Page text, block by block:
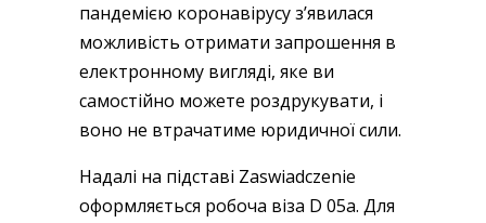
пандемією коронавірусу з’явилася
можливість отримати запрошення в
електронному вигляді, яке ви
самостійно можете роздрукувати, і
воно не втрачатиме юридичної сили.
Надалі на підставі Zaswiadczenie
оформляється робоча віза D 05a. Для